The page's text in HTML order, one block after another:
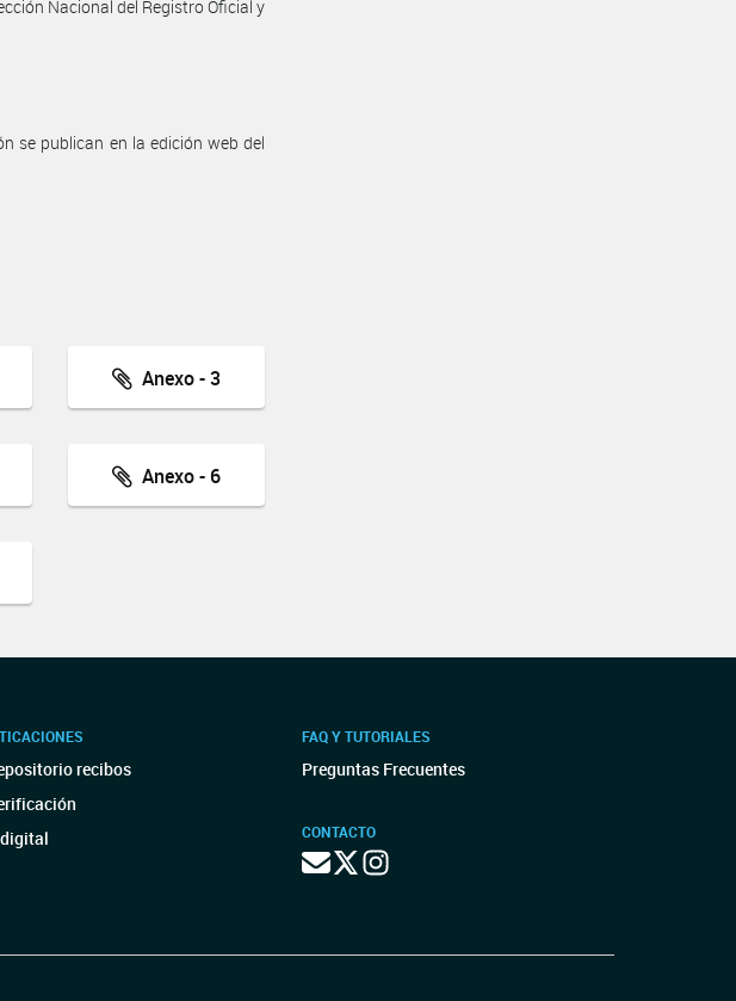
Nacional del Registro Oficial y
se publican en la edición web del
Anexo - 3
Anexo - 6
recibos
FAQ Y TUTORIALES
Preguntas Frecuentes
CONTACTO